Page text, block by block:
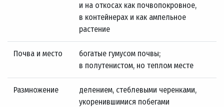
и на откосах как почвопокровное,
в контейнерах и как ампельное
растение
Почва и место
богатые гумусом почвы;
в полутенистом, но теплом месте
Размножение
делением, стеблевыми черенками,
укоренившимися побегами